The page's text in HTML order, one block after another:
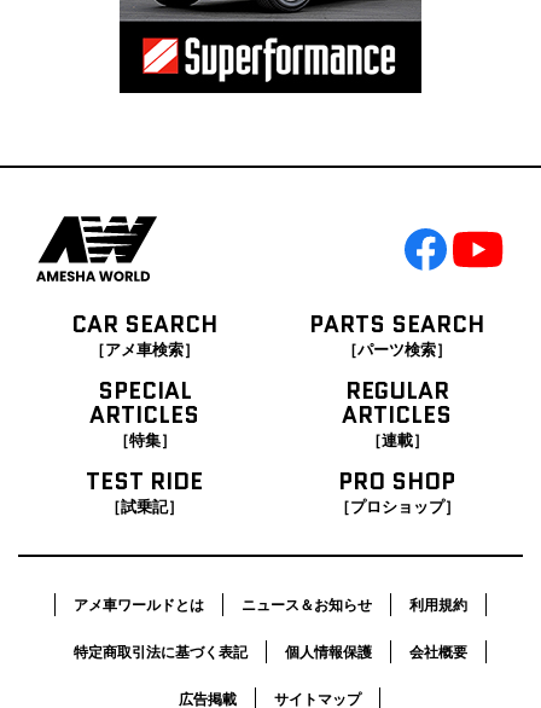
CAR SEARCH
［アメ車検索］
PARTS SEARCH
［パーツ検索］
SPECIAL
ARTICLES
［特集］
REGULAR
ARTICLES
［連載］
TEST RIDE
［試乗記］
PRO SHOP
［プロショップ］
アメ車ワールドとは ニュース＆お知らせ 利用規約
特定商取引法に基づく表記 個人情報保護 会社概要
広告掲載 サイトマップ